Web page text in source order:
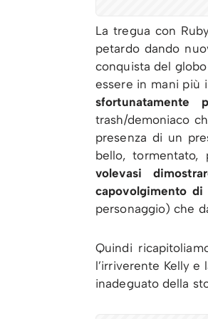
La tregua con
petardo dando
conquista del
essere in mani più
trash/demoniaco
presenza di un
bello,
volevasi
capovolgimento
personaggio) che
Quindi
l’irriverente Kelly
inadeguato della